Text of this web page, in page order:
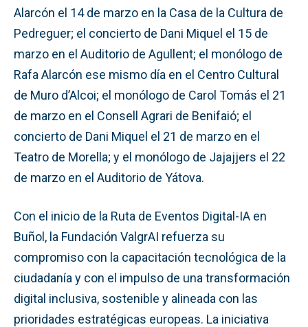
Alarcón el 14 de marzo en la Casa de la Cultura de
Pedreguer; el concierto de Dani Miquel el 15 de
marzo en el Auditorio de Agullent; el monólogo de
Rafa Alarcón ese mismo día en el Centro Cultural
de Muro d’Alcoi; el monólogo de Carol Tomás el 21
de marzo en el Consell Agrari de Benifaió; el
concierto de Dani Miquel el 21 de marzo en el
Teatro de Morella; y el monólogo de Jajajjers el 22
de marzo en el Auditorio de Yátova.
Con el inicio de la Ruta de Eventos Digital-IA en
Buñol, la Fundación ValgrAI refuerza su
compromiso con la capacitación tecnológica de la
ciudadanía y con el impulso de una transformación
digital inclusiva, sostenible y alineada con las
prioridades estratégicas europeas. La iniciativa